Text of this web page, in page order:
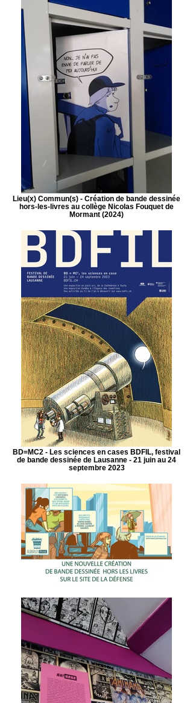
Lieu(x) Commun(s) - Création de bande dessinée
hors-les-livres au collège Nicolas Fouquet de
Mormant (2024)
BD=MC2 - Les sciences en cases BDFIL, festival
de bande dessinée de Lausanne - 21 juin au 24
septembre 2023